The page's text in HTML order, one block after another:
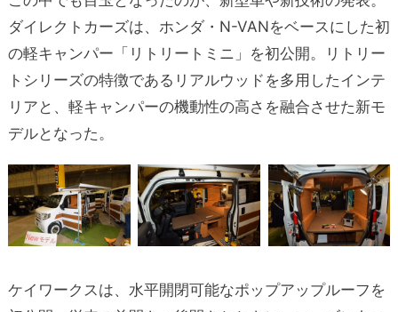
ダイレクトカーズは、ホンダ・N-VANをベースにした初
の軽キャンパー「リトリートミニ」を初公開。リトリー
トシリーズの特徴であるリアルウッドを多用したインテ
リアと、軽キャンパーの機動性の高さを融合させた新モ
デルとなった。
ケイワークスは、水平開閉可能なポップアップルーフを